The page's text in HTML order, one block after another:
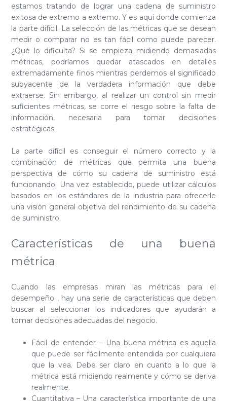
estamos tratando de lograr una cadena de suministro
exitosa de extremo a extremo. Y es aquí donde comienza
la parte difícil. La selección de las métricas que se desean
medir o comparar no es tan fácil como puede parecer.
¿Qué lo dificulta? Si se empieza midiendo demasiadas
métricas, podríamos quedar atascados en detalles
extremadamente finos mientras perdemos el significado
subyacente de la verdadera información que debe
extraerse. Sin embargo, al realizar un control sin medir
suficientes métricas, se corre el riesgo sobre la falta de
información, necesaria para tomar decisiones
estratégicas.
La parte difícil es conseguir el número correcto y la
combinación de métricas que permita una buena
perspectiva de cómo su cadena de suministro está
funcionando. Una vez establecido, puede utilizar cálculos
basados en los estándares de la industria para ofrecerle
una visión general objetiva del rendimiento de su cadena
de suministro.
Características de una buena
métrica
Cuando las empresas miran las métricas para el
desempeño , hay una serie de características que deben
buscar al seleccionar los indicadores que ayudarán a
tomar decisiones adecuadas del negocio.
Fácil de entender – Una buena métrica es aquella
que puede ser fácilmente entendida por cualquiera
que la vea. Debe ser claro en cuanto a lo que la
métrica está midiendo realmente y cómo se deriva
realmente.
Cuantitativa – Una característica importante de una